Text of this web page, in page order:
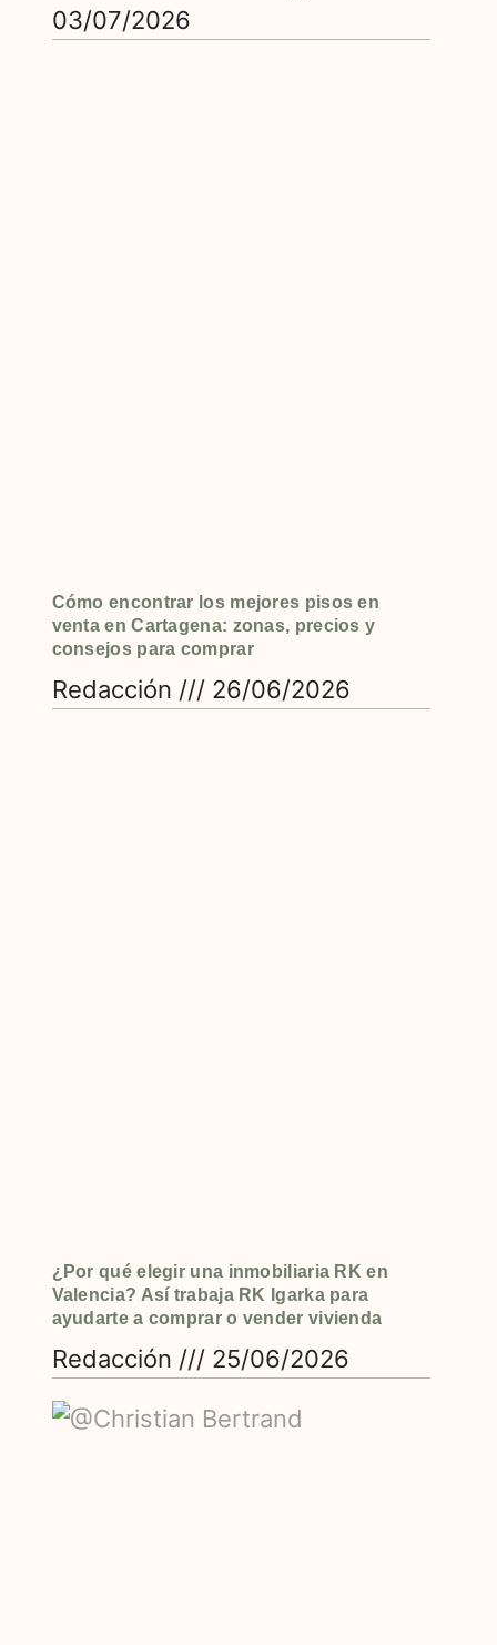
03/07/2026
Cómo encontrar los mejores pisos en
venta en Cartagena: zonas, precios y
consejos para comprar
Redacción 26/06/2026
¿Por qué elegir una inmobiliaria RK en
Valencia? Así trabaja RK Igarka para
ayudarte a comprar o vender vivienda
Redacción 25/06/2026